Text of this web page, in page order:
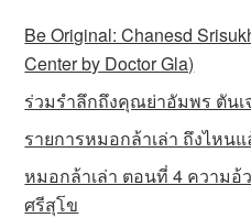
Be Original: Chanesd
Center by Doctor Gla)
ร่วมรำลึกถึงคุณย่าอัมพร ตันเ
รายการหมอกล้าเล่า ถึงไหนแ
หมอกล้าเล่า ตอนที่ 4 ความอ้
ศรีสุโข